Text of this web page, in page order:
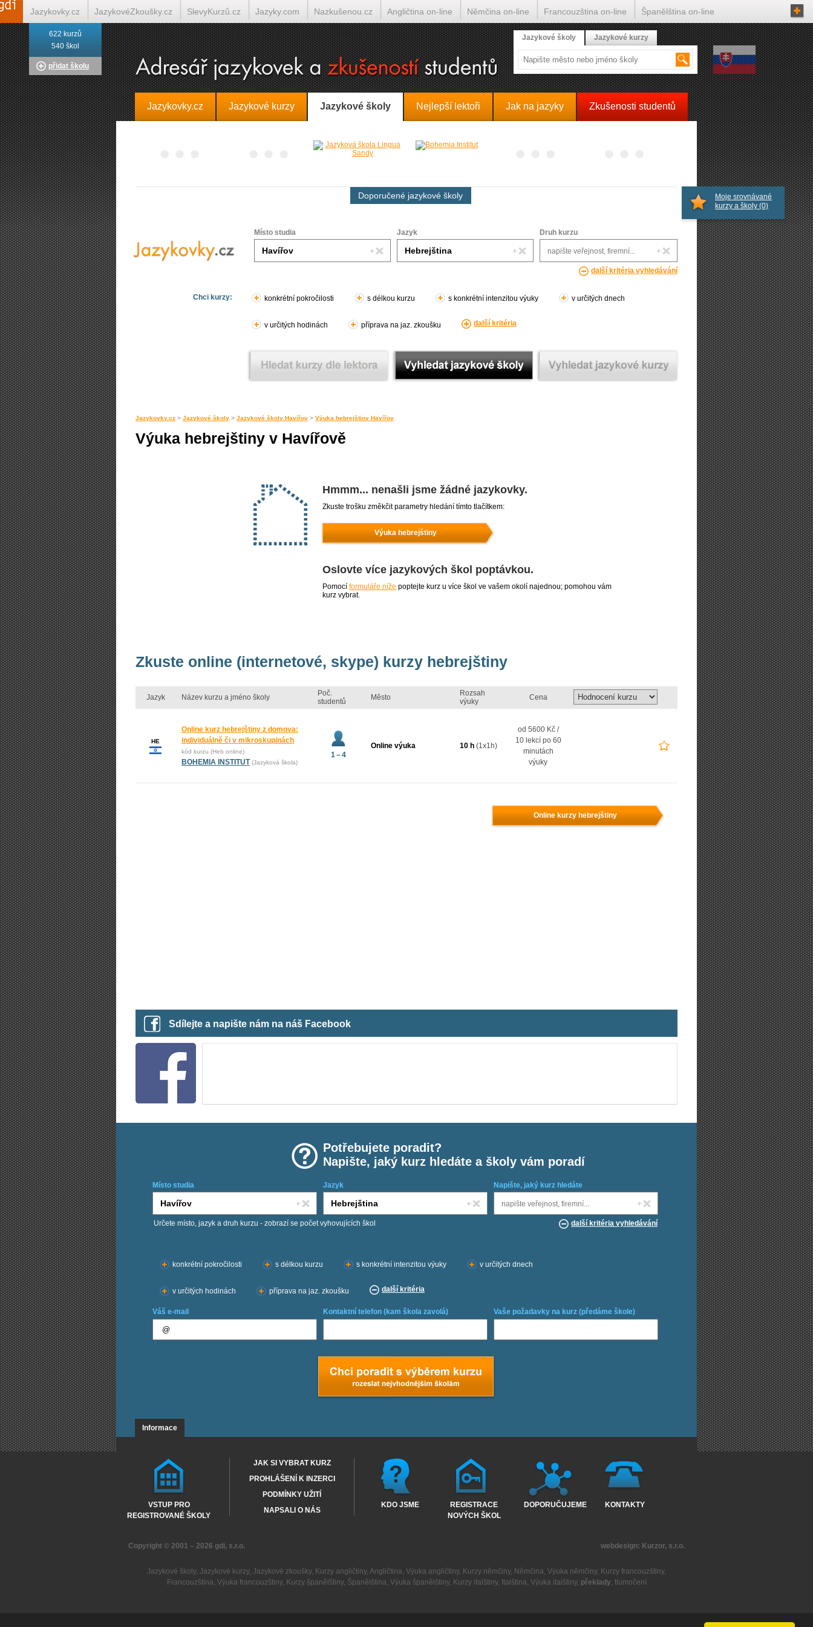
Jazykovky.cz Jazykové kurzy Jazykové školy Nejlepší lektoři Jak na jazyky Zkušenosti studentů
Doporučené jazykové školy
Místo studia Jazyk Druh kurzu
další kritéria vyhledávání
Chci kurzy: konkrétní pokročilosti s délkou kurzu s konkrétní intenzitou výuky v určitých dnech
v určitých hodinách příprava na jaz. zkoušku další kritéria
Jazykovky.cz > Jazykové školy > Jazykové školy Havířov > Výuka hebrejštiny Havířov
Výuka hebrejštiny v Havířově
Hmmm... nenašli jsme žádné jazykovky.
Zkuste trošku změkčit parametry hledání tímto tlačítkem:
Výuka hebrejštiny
Oslovte více jazykových škol poptávkou.
Pomocí formuláře níže poptejte kurz u více škol ve vašem okolí najednou; pomohou vám
kurz vybrat.
Zkuste online (internetové, skype) kurzy hebrejštiny
Jazyk Název kurzu a jméno školy
Poč.
studentů
Město
Rozsah
výuky
Cena
HE
Online kurz hebrejštiny z domova:
individuálně či v mikroskupinách
kód kurzu (Heb online)
BOHEMIA INSTITUT (Jazyková škola)
1 – 4
Online výuka 10 h (1x1h)
od 5600 Kč /
10 lekcí po 60
minutách
výuky
Online kurzy hebrejštiny
Sdílejte a napište nám na náš Facebook
Potřebujete poradit?
Napište, jaký kurz hledáte a školy vám poradí
Místo studia Jazyk Napište, jaký kurz hledáte
Určete místo, jazyk a druh kurzu - zobrazí se počet vyhovujících škol další kritéria vyhledávání
konkrétní pokročilosti
s délkou kurzu s konkrétní intenzitou výuky v určitých dnech
v určitých hodinách příprava na jaz. zkoušku další kritéria
Váš e-mail Kontaktní telefon (kam škola zavolá) Vaše požadavky na kurz (předáme škole)
Moje srovnávané
kurzy a školy (0)
622 kurzů
540 škol
přidat školu
Jazykové školy Jazykové kurzy
Informace
VSTUP PRO
REGISTROVANÉ ŠKOLY
JAK SI VYBRAT KURZ
PROHLÁŠENÍ K INZERCI
PODMÍNKY UŽITÍ
NAPSALI O NÁS
KDO JSME
REGISTRACE
NOVÝCH ŠKOL
DOPORUČUJEME KONTAKTY
Copyright © 2001 – 2026 gdi, s.r.o. webdesign: Kurzor, s.r.o.
Jazykové školy, Jazykové kurzy, Jazykové zkoušky, Kurzy angličtiny, Angličtina, Výuka angličtiny, Kurzy němčiny, Němčina, Výuka němčiny, Kurzy francouzštiny,
Francouzština, Výuka francouzštiny, Kurzy španělštiny, Španělština, Výuka španělštiny, Kurzy italštiny, Italština, Výuka italštiny, překlady, tlumočení
Jazykovky.cz JazykovéZkoušky.cz SlevyKurzů.cz Jazyky.com Nazkušenou.cz Angličtina on-line Němčina on-line Francouzština on-line Španělština on-line
Italština on-line Tlumočení-Překlady.cz Překládá.cz Tlumočí.cz